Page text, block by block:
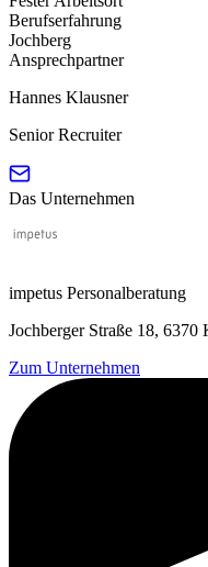
Berufserfahrung
Jochberg
Ansprechpartner
Hannes Klausner
Senior Recruiter
Das Unternehmen
impetus Personalberatung
Jochberger Straße 18, 6370
Zum Unternehmen